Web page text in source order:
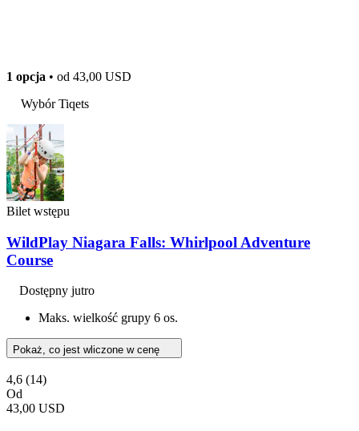
1 opcja • od 43,00 USD
Wybór Tiqets
Bilet wstępu
WildPlay Niagara Falls: Whirlpool Adventure
Course
Dostępny jutro
Maks. wielkość grupy 6 os.
Pokaż, co jest wliczone w cenę
4,6 (14)
Od
43,00 USD